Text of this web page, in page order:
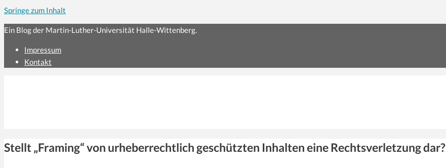
Springe zum Inhalt
Ein Blog der Martin-Luther-Universität Halle-Wittenberg.
Impressum
Kontakt
Stellt „Framing“ von urheberrechtlich geschützten Inhalten eine Rechtsverletzung dar?